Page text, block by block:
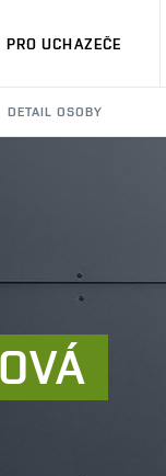
PRO UCHAZEČE
DETAIL OSOBY